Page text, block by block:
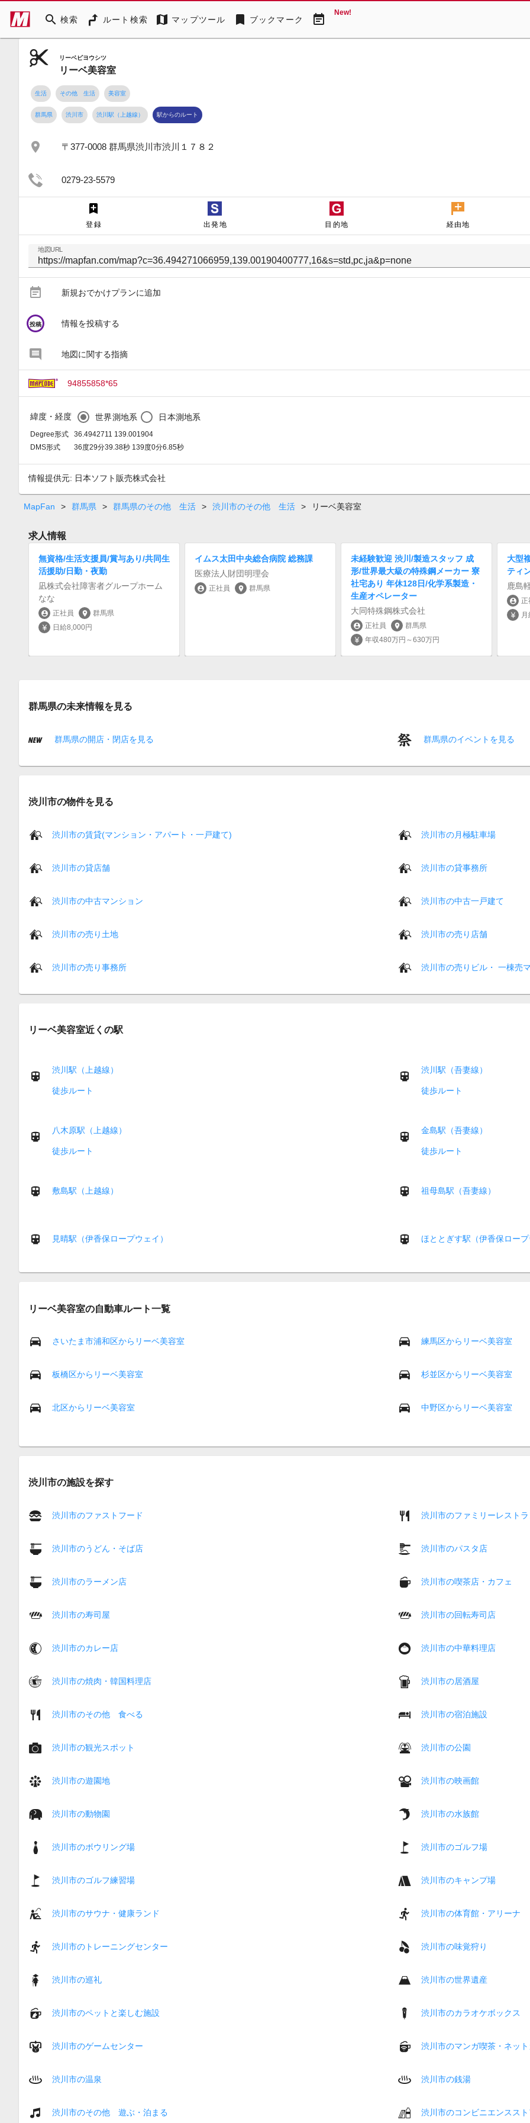
search 検索 ルート検索 map マップツール bookmark ブックマーク event_note New!
リーベビヨウシツ
リーベ美容室
生活 その他 生活 美容室
群馬県 渋川市 渋川駅（上越線） 駅からのルート
place 〒377-0008 群馬県渋川市渋川１７８２
0279-23-5579
登録 出発地 目的地 経由地
地図URL
event_note 新規おでかけプランに追加
circle
投稿 情報を投稿する
地図に関する指摘
94855858*65
緯度・経度 世界測地系 日本測地系
Degree形式
36.4942711 139.001904
DMS形式
36度29分39.38秒 139度0分6.85秒
情報提供元: 日本ソフト販売株式会社
MapFan > 群馬県 > 群馬県のその他 生活 > 渋川市のその他 生活 > リーベ美容室
求人情報
無資格/生活支援員/賞与あり/共同生
活援助/日勤・夜勤
凪株式会社障害者グループホーム
なな
account_circle 正社員 location_on 群馬県
currency_yen 日給8,000円
イムス太田中央総合病院 総務課
医療法人財団明理会
account_circle 正社員 location_on 群馬県
未経験歓迎 渋川/製造スタッフ 成
形/世界最大級の特殊鋼メーカー 寮
社宅あり 年休128日/化学系製造・
生産オペレーター
大同特殊鋼株式会社
account_circle 正社員 location_on 群馬県
currency_yen 年収480万円～630万円
大型
ティ
鹿島
account_circle 正
currency_yen
群馬県の未来情報を見る
群馬県の開店・閉店を見る 群馬県のイベントを見る
渋川市の物件を見る
渋川市の賃貸(マンション・アパート・一戸建て) 渋川市の月極駐車場
渋川市の貸店舗 渋川市の貸事務所
渋川市の中古マンション 渋川市の中古一戸建て
渋川市の売り土地 渋川市の売り店舗
渋川市の売り事務所 渋川市の売りビル・ 一棟売
リーベ美容室近くの駅
渋川駅（上越線）
徒歩ルート
渋川駅（吾妻線）
徒歩ルート
八木原駅（上越線）
徒歩ルート
金島駅（吾妻線）
徒歩ルート
敷島駅（上越線） 祖母島駅（吾妻線）
見晴駅（伊香保ロープウェイ） ほととぎす駅（伊香保ロー
リーベ美容室の自動車ルート一覧
さいたま市浦和区からリーベ美容室 練馬区からリーベ美容室
板橋区からリーベ美容室 杉並区からリーベ美容室
北区からリーベ美容室 中野区からリーベ美容室
渋川市の施設を探す
渋川市のファストフード 渋川市のファミリーレスト
渋川市のうどん・そば店 渋川市のパスタ店
渋川市のラーメン店 渋川市の喫茶店・カフェ
渋川市の寿司屋 渋川市の回転寿司店
渋川市のカレー店 渋川市の中華料理店
渋川市の焼肉・韓国料理店 渋川市の居酒屋
渋川市のその他 食べる 渋川市の宿泊施設
渋川市の観光スポット 渋川市の公園
渋川市の遊園地 渋川市の映画館
渋川市の動物園 渋川市の水族館
渋川市のボウリング場 渋川市のゴルフ場
渋川市のゴルフ練習場 渋川市のキャンプ場
渋川市のサウナ・健康ランド 渋川市の体育館・アリーナ
渋川市のトレーニングセンター 渋川市の味覚狩り
渋川市の巡礼 渋川市の世界遺産
渋川市のペットと楽しむ施設 渋川市のカラオケボックス
渋川市のゲームセンター 渋川市のマンガ喫茶・ネッ
渋川市の温泉 渋川市の銭湯
渋川市のその他 遊ぶ・泊まる 渋川市のコンビニエンスス